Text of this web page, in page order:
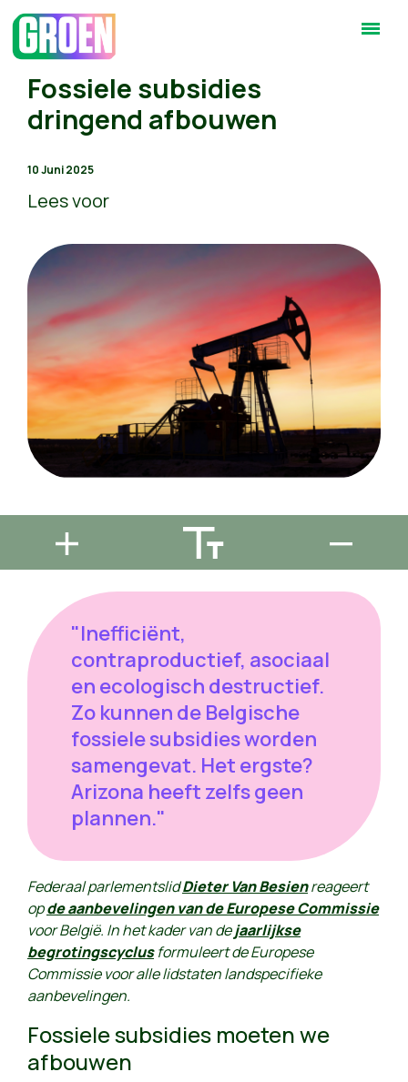
Fossiele subsidies
dringend afbouwen
10 Juni 2025
Lees voor
"Inefficiënt,
contraproductief, asociaal
en ecologisch destructief.
Zo kunnen de Belgische
fossiele subsidies worden
samengevat. Het ergste?
Arizona heeft zelfs geen
plannen."
Federaal parlementslidDieter Van Besienreageert
opde aanbevelingen van de Europese Commissie
voor België. In het kader van dejaarlijkse
begrotingscyclusformuleert de Europese
Commissie voor alle lidstaten landspecifieke
aanbevelingen.
Fossiele subsidies moeten we
afbouwen